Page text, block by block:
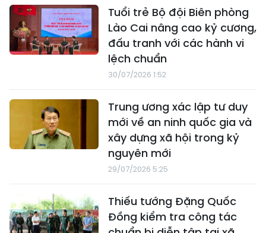
Tuổi trẻ Bộ đội Biên phòng
Lào Cai nâng cao kỷ cương,
đấu tranh với các hành vi
lệch chuẩn
30/07/2026 1:52
Trung ương xác lập tư duy
mới về an ninh quốc gia và
xây dựng xã hội trong kỷ
nguyên mới
29/07/2026 5:25
Thiếu tướng Đặng Quốc
Đồng kiểm tra công tác